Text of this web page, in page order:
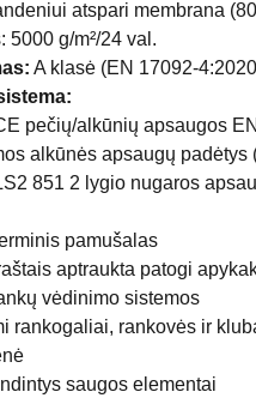
atspari membrana
5000 g/m²/24 val.
A klasė (EN 17092-
pečių/alkūnių apsaugos
alkūnės apsaugų padėtys
851 2 lygio nugaros
pamušalas
aptraukta patogi
vėdinimo sistemos
rankogaliai, rankovės ir
saugos elementai